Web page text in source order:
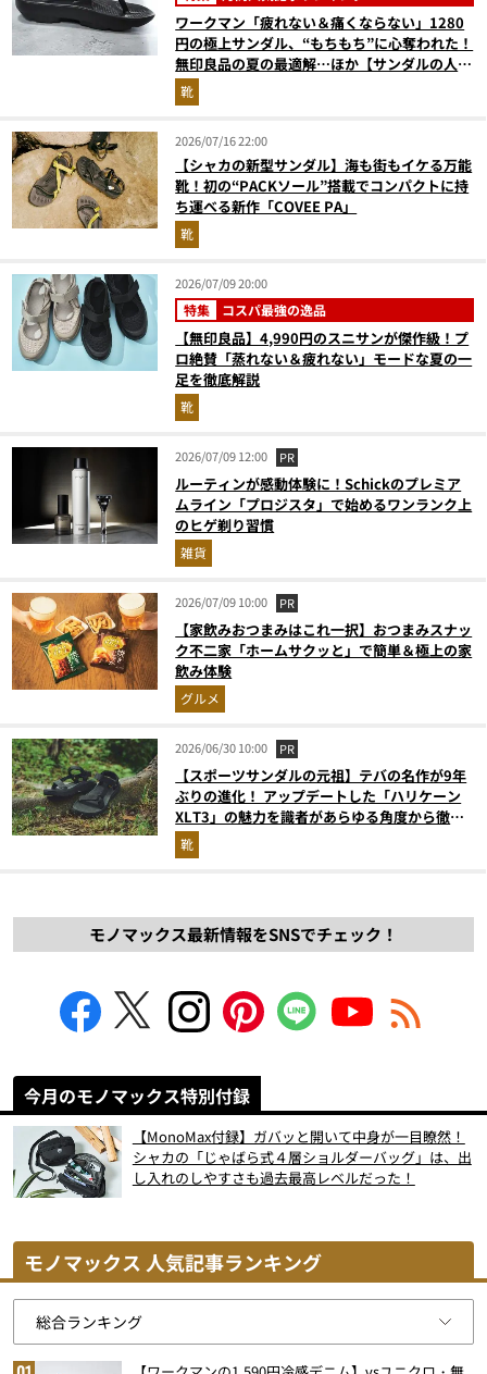
ワークマン「疲れない＆痛くならない」1280
円の極上サンダル、“もちもち”に心奪われた！
無印良品の夏の最適解…ほか【サンダルの人気
記事ランキングベスト3】（2026年6月版）
靴
2026/07/16 22:00
【シャカの新型サンダル】海も街もイケる万能
靴！初の“PACKソール”搭載でコンパクトに持
ち運べる新作「COVEE PA」
靴
2026/07/09 20:00
特集 コスパ最強の逸品
【無印良品】4,990円のスニサンが傑作級！プ
ロ絶賛「蒸れない＆疲れない」モードな夏の一
足を徹底解説
靴
2026/07/09 12:00 PR
ルーティンが感動体験に！Schickのプレミア
ムライン「プロジスタ」で始めるワンランク上
のヒゲ剃り習慣
雑貨
2026/07/09 10:00 PR
【家飲みおつまみはこれ一択】おつまみスナッ
ク不二家「ホームサクッと」で簡単＆極上の家
飲み体験
グルメ
2026/06/30 10:00 PR
【スポーツサンダルの元祖】テバの名作が9年
ぶりの進化！ アップデートした「ハリケーン
XLT3」の魅力を識者があらゆる角度から徹底
解説！
靴
モノマックス最新情報をSNSでチェック！
今月のモノマックス特別付録
【MonoMax付録】ガバッと開いて中身が一目瞭然！
シャカの「じゃばら式４層ショルダーバッグ」は、出
し入れのしやすさも過去最高レベルだった！
モノマックス 人気記事ランキング